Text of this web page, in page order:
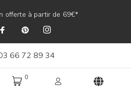
offerte à partir de 69€*
66 72 89 34
0